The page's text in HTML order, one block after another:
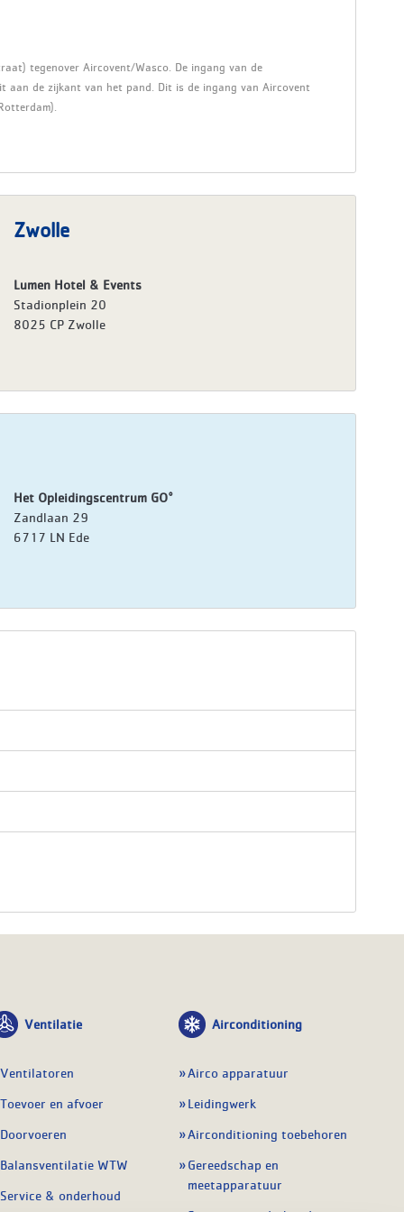
tegenover Aircovent/Wasco. De ingang van de
aan de zijkant van het pand. Dit is de ingang van Aircovent
Zwolle
Lumen Hotel & Events
Stadionplein 20
8025 CP Zwolle
Het Opleidingscentrum GO°
Zandlaan 29
6717 LN Ede
Ventilatie
Ventilatoren
Toevoer en afvoer
Doorvoeren
Balansventilatie WTW
Service & onderhoud
Airconditioning
Airco apparatuur
Leidingwerk
Airconditioning toebehoren
Gereedschap en
meetapparatuur